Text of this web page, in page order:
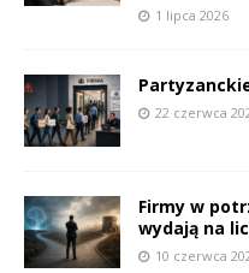
1 lipca 2026
22 czerwca
Firmy w
wydają na
10 czerwca